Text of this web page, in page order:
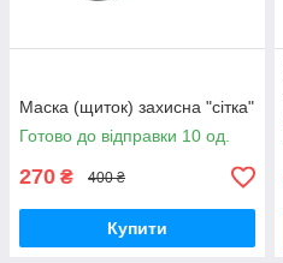
Маска (щиток) захисна "сітка"
Готово до відправки 10 од.
270 ₴ 400 ₴
Купити